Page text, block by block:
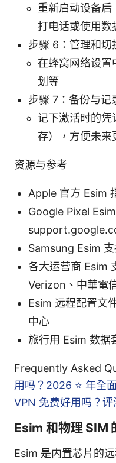
重新启动设备后
打电话或使用数
步骤 6：管理和切
在蜂窝网络设置
划等
步骤 7：备份与记
记下激活时的凭
存），方便未来
资源与参考
Apple 官方 Esim
Google Pixel
Samsung Esim
各大运营商 Esim
Verizon、中華電
Esim 远程配置文
中心
旅行用 Esim 数据
Frequently Asked
用吗？2026 ⭐ 年全
VPN 免费好用吗？
Esim 和物理 SIM
Esim 是内置芯片的